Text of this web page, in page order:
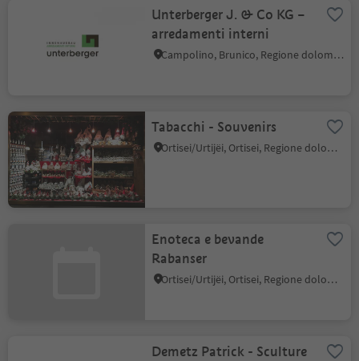
Unterberger J. & Co KG –
arredamenti interni
Campolino, Brunico, Regione dolomitica Plan de Corones
Tabacchi - Souvenirs
Ortisei/Urtijëi, Ortisei, Regione dolomitica Val Gardena
Enoteca e bevande
Rabanser
Ortisei/Urtijëi, Ortisei, Regione dolomitica Val Gardena
Demetz Patrick - Sculture